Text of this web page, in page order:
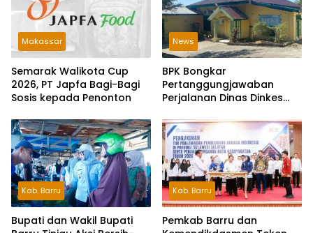
Makassar
Semarak Walikota Cup
2026, PT Japfa Bagi-Bagi
Sosis kepada Penonton
News
BPK Bongkar
Pertanggungjawaban
Perjalanan Dinas Dinkes
Tanpa Bukti Pengeluaran
Riil
Kab. Barru
Bupati dan Wakil Bupati
Kab. Barru
Pemkab Barru dan